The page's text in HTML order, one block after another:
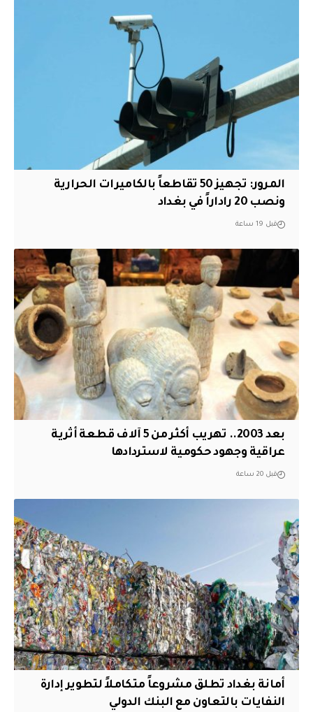
المرور: تجهيز 50 تقاطعاً بالكاميرات الحرارية
ونصب 20 راداراً في بغداد
قبل 19 ساعة
بعد 2003.. تهريب أكثر من 5 آلاف قطعة أثرية
عراقية وجهود حكومية لاستردادها
قبل 20 ساعة
أمانة بغداد تطلق مشروعاً متكاملاً لتطوير إدارة
النفايات بالتعاون مع البنك الدولي